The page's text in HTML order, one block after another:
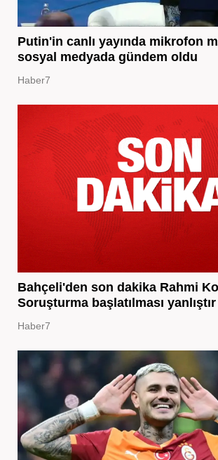
Putin'in canlı yayında mikrofon
sosyal medyada gündem oldu
Haber7
Bahçeli'den son dakika Rahmi
Soruşturma başlatılması yanlıştır
Haber7